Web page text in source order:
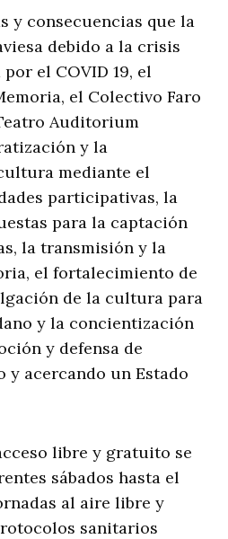
y consecuencias que la
debido a la crisis
el COVID 19, el
el Colectivo Faro
Auditorium
y la
mediante el
participativas, la
para la captación
la transmisión y la
el fortalecimiento de
de la cultura para
y la concientización
y defensa de
y acercando un Estado
libre y gratuito se
sábados hasta el
al aire libre y
sanitarios